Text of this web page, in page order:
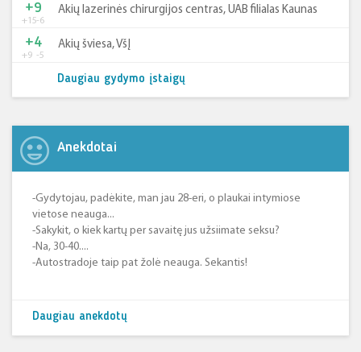
+15-6
+9 Akių lazerinės chirurgijos centras, UAB filialas Kaunas
+9 -5
+4 Akių šviesa, VšĮ
Daugiau gydymo įstaigų
Anekdotai
-Gydytojau, padėkite, man jau 28-eri, o plaukai intymiose
vietose neauga...
-Sakykit, o kiek kartų per savaitę jus užsiimate seksu?
-Na, 30-40....
-Autostradoje taip pat žolė neauga. Sekantis!
Daugiau anekdotų